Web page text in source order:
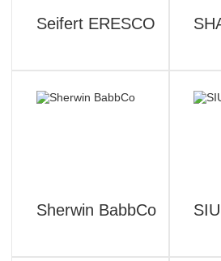
Seifert ERESCO
Sherwin BabbCo